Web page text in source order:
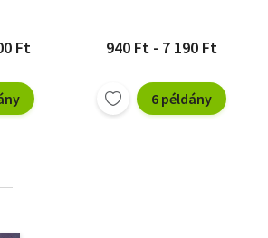
Ft 940 Ft - 7 190 Ft
6 példány